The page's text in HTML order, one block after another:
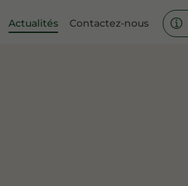
Actualités Contactez-nous